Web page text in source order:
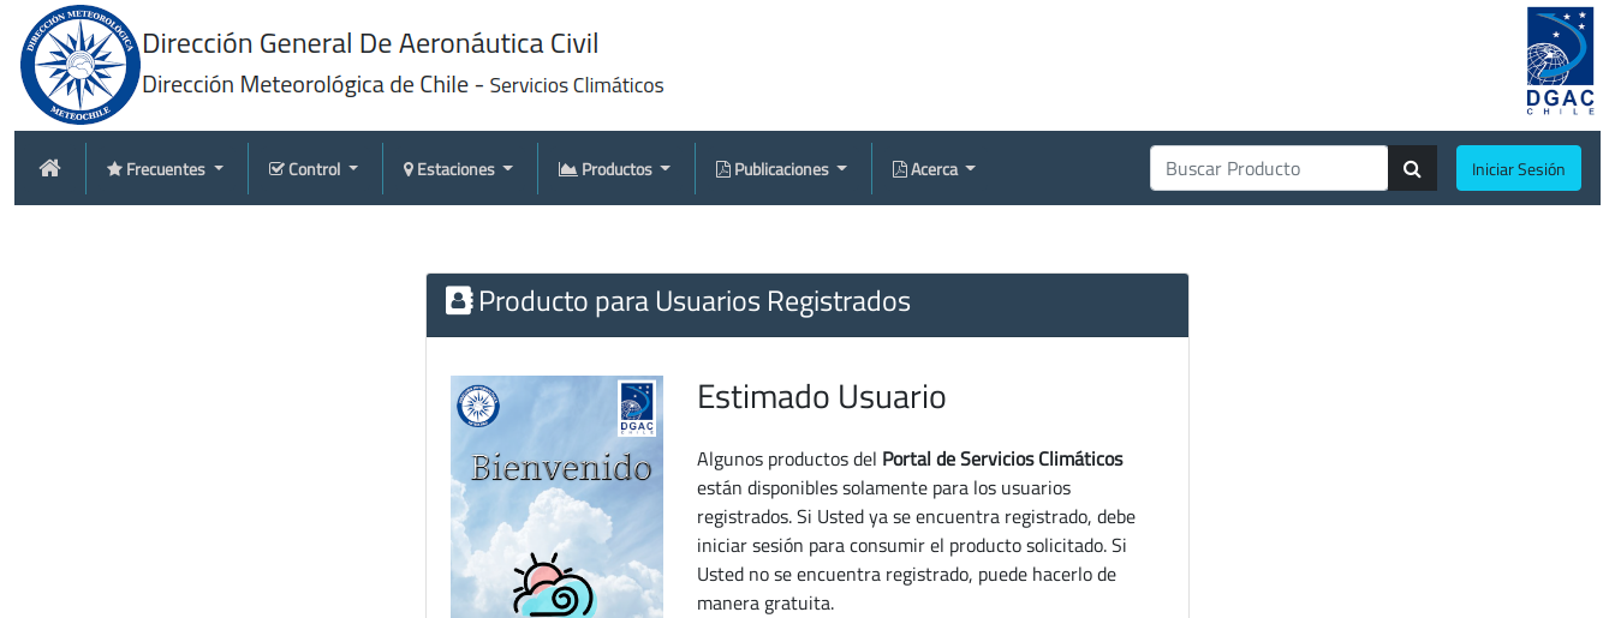
Frecuentes Control Estaciones Productos Publicaciones Acerca Iniciar Sesión
Producto para Usuarios Registrados
Estimado Usuario
Algunos productos del Portal de Servicios Climáticos
están disponibles solamente para los usuarios
registrados. Si Usted ya se encuentra registrado, debe
iniciar sesión para consumir el producto solicitado. Si
Usted no se encuentra registrado, puede hacerlo de
manera gratuita.